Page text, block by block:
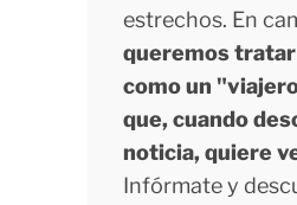
estrechos. En
queremos
como un
que, cuando
noticia, quiere
Infórmate y